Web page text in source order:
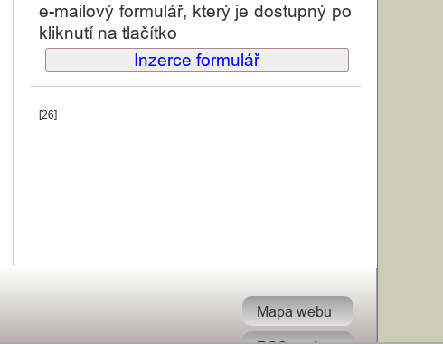
e-mailový formulář, který je dostupný po
kliknutí na tlačítko
Inzerce formulář
[26]
Mapa webu